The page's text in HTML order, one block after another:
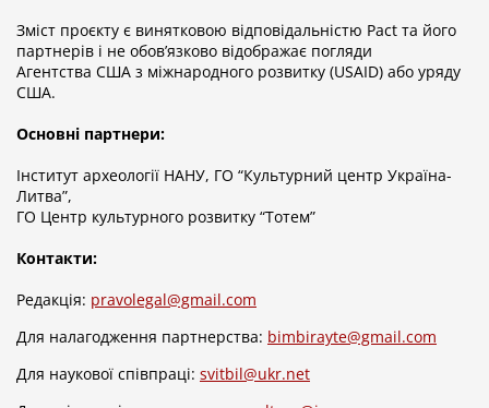
Зміст проєкту є винятковою відповідальністю Pact та його
партнерів i не обов’язково відображає погляди
Агентства США з міжнародного розвитку (USAID) або уряду
США.
Основні партнери:
Інститут археології НАНУ, ГО “Культурний центр Україна-
Литва”,
ГО Центр культурного розвитку “Тотем”
Контакти:
Редакція: pravolegal@gmail.com
Для налагодження партнерства: bimbirayte@gmail.com
Для наукової співпраці: svitbil@ukr.net